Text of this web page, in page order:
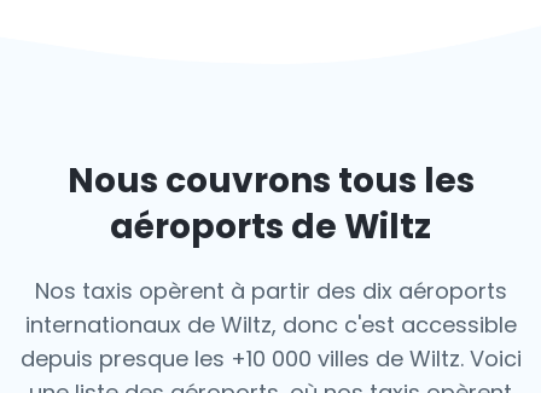
Nous couvrons tous les
aéroports de Wiltz
Nos taxis opèrent à partir des dix aéroports
internationaux de Wiltz, donc c'est accessible
depuis presque les +10 000 villes de Wiltz. Voici